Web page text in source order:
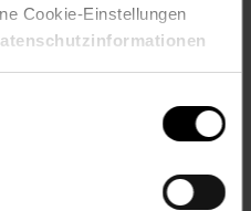
Cookie-Einstellungen